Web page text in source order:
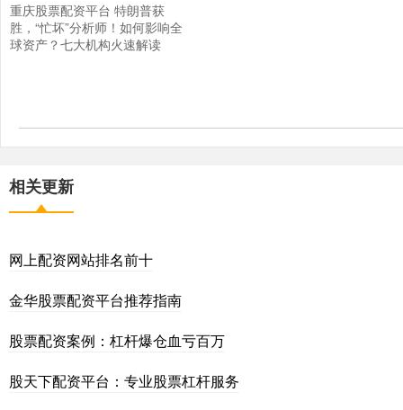
重庆股票配资平台 特朗普获
胜，“忙坏”分析师！如何影响全
球资产？七大机构火速解读
相关更新
网上配资网站排名前十
金华股票配资平台推荐指南
股票配资案例：杠杆爆仓血亏百万
股天下配资平台：专业股票杠杆服务